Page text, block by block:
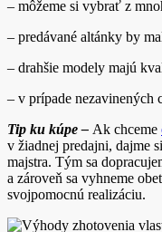
– môžeme si vybrať z
– predávané altánky by
– drahšie modely majú
– v prípade nezavinených
Tip ku kúpe – Ak chceme
v žiadnej predajni, dajme
majstra. Tým sa
a zároveň sa vyhneme
svojpomocnú realizáciu.